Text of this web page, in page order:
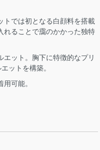
トでは初となる白顔料を搭載
れることで靄のかかった独特
エット。胸下に特徴的なプリ
ットを構築。
可能。